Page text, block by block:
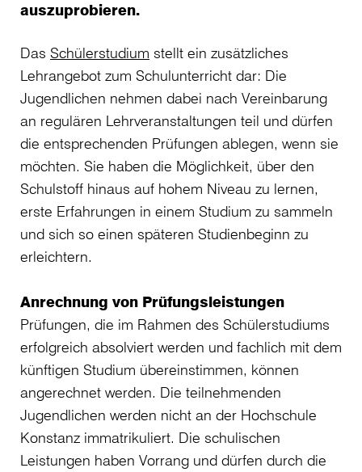
auszuprobieren.
Das Schülerstudium stellt ein zusätzliches
Lehrangebot zum Schulunterricht dar: Die
Jugendlichen nehmen dabei nach Vereinbarung
an regulären Lehrveranstaltungen teil und dürfen
die entsprechenden Prüfungen ablegen, wenn sie
möchten. Sie haben die Möglichkeit, über den
Schulstoff hinaus auf hohem Niveau zu lernen,
erste Erfahrungen in einem Studium zu sammeln
und sich so einen späteren Studienbeginn zu
erleichtern.
Anrechnung von Prüfungsleistungen
Prüfungen, die im Rahmen des Schülerstudiums
erfolgreich absolviert werden und fachlich mit dem
künftigen Studium übereinstimmen, können
angerechnet werden. Die teilnehmenden
Jugendlichen werden nicht an der Hochschule
Konstanz immatrikuliert. Die schulischen
Leistungen haben Vorrang und dürfen durch die